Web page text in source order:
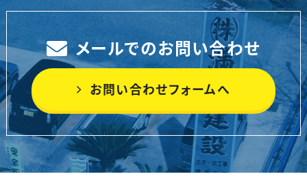
メールでのお問い合わせ
お問い合わせフォームへ